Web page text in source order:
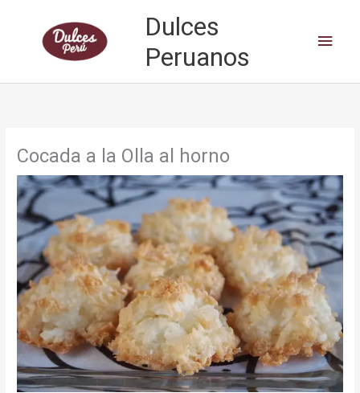
Dulces
Peruanos
Main
Cocada a la Olla al horno